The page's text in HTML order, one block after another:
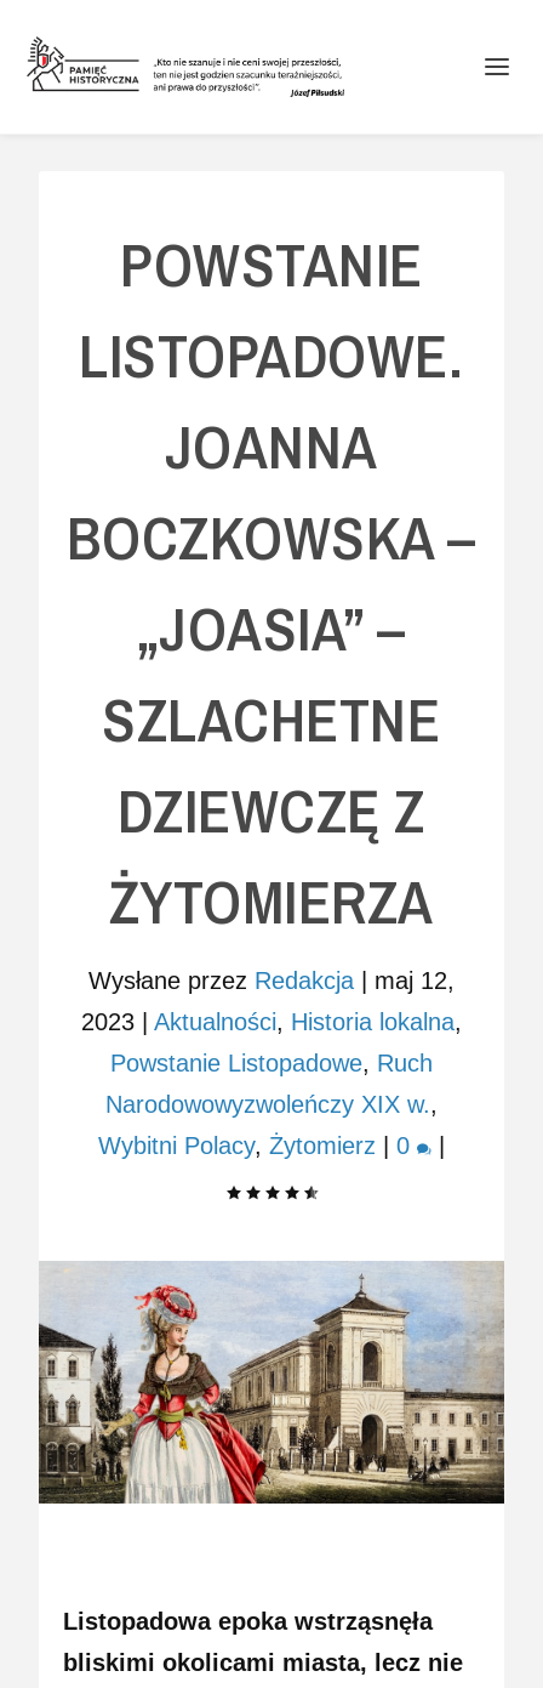
POWSTANIE
LISTOPADOWE.
JOANNA
BOCZKOWSKA –
„JOASIA” –
SZLACHETNE
DZIEWCZĘ Z
ŻYTOMIERZA
Wysłane przez Redakcja| maj 12,
2023| Aktualności, Historia lokalna,
Powstanie Listopadowe, Ruch
Narodowowyzwoleńczy XIX w.,
Wybitni Polacy, Żytomierz 0 |
Listopadowa epoka wstrząsnęła
bliskimi okolicami miasta, lecz nie